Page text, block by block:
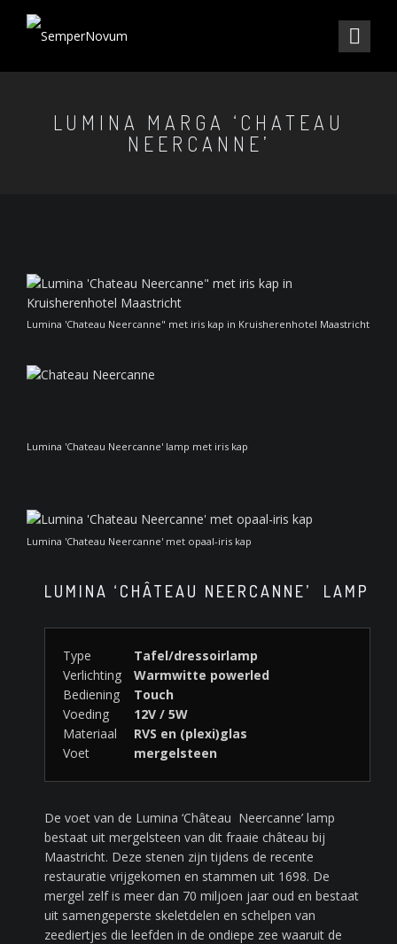
LUMINA MARGA ‘CHATEAU
NEERCANNE’
Lumina 'Chateau Neercanne" met iris kap in Kruisherenhotel Maastricht
Lumina 'Chateau Neercanne' lamp met iris kap
Lumina 'Chateau Neercanne' met opaal-iris kap
LUMINA ‘CHÂTEAU NEERCANNE’ LAMP
Type
Tafel/dressoirlamp
Verlichting
Warmwitte powerled
Bediening
Touch
Voeding
12V / 5W
Materiaal
RVS en (plexi)glas
Voet
mergelsteen
De voet van de Lumina ‘Château Neercanne’ lamp
bestaat uit mergelsteen van dit fraaie château bij
Maastricht. Deze stenen zijn tijdens de recente
restauratie vrijgekomen en stammen uit 1698. De
mergel zelf is meer dan 70 miljoen jaar oud en bestaat
uit samengeperste skeletdelen en schelpen van
zeediertjes die leefden in de ondiepe zee waaruit de